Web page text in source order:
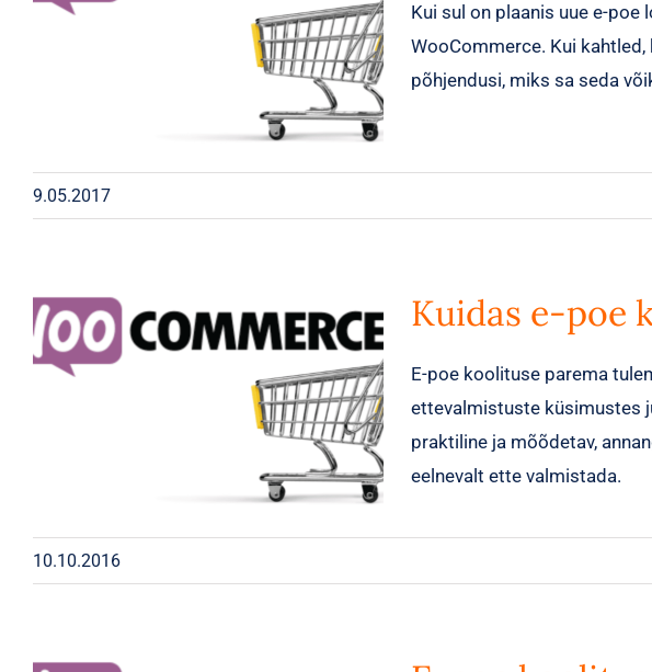
Kui sul on plaanis uue e-
WooCommerce. Kui
põhjendusi, miks sa seda
9.05.2017
Kuidas e-poe
E-poe koolituse parema
ettevalmistuste küsimustes
praktiline ja mõõdetav,
eelnevalt ette valmistada.
10.10.2016